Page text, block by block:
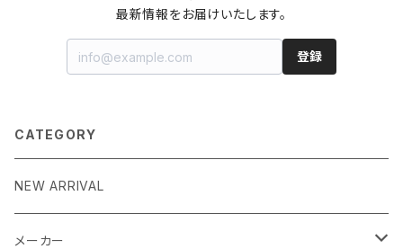
最新情報をお届けいたします。
登録
CATEGORY
NEW ARRIVAL
メーカー